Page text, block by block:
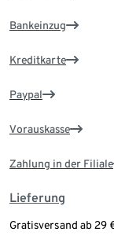
Bankeinzug
Kreditkarte
Paypal
Vorauskasse
Zahlung in der Filiale
Lieferung
Gratisversand ab 29